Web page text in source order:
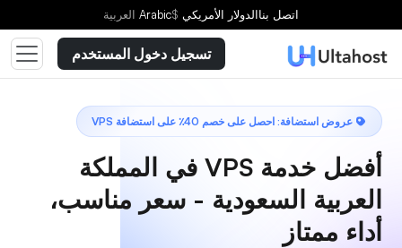
اتصل بناالدولار الأمريكي $
Arabic العربية
تسجيل دخول المستخدم
عروض استضافة: احصل على خصم 40٪ على استضافة VPS
أفضل خدمة VPS في المملكة
العربية السعودية - سعر مناسب،
أداء ممتاز